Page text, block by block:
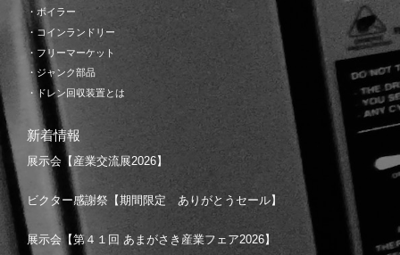
・ボイラー
・コインランドリー
・フリーマーケット
・ジャンク部品
・ドレン回収装置とは
新着情報
展示会【産業交流展2026】
ビクター感謝祭【期間限定 ありがとうセール】
展示会【第４１回 あまがさき産業フェア2026】